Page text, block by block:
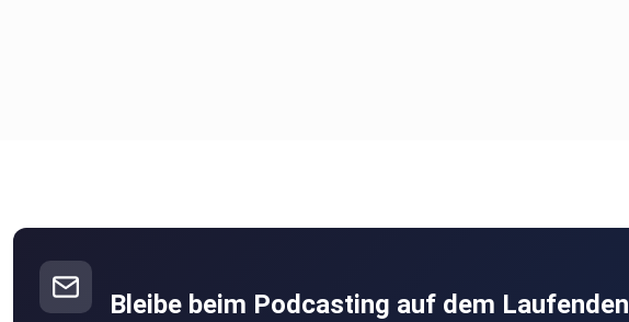
Bleibe beim Podcasting auf dem Laufenden